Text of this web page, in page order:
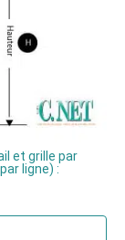
et grille par
ligne) :